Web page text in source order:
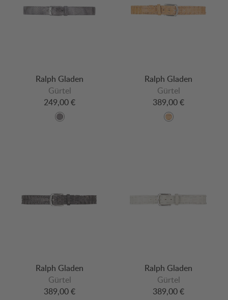
Ralph Gladen
Gürtel
249,00 €
Ralph Gladen
Gürtel
389,00 €
Ralph Gladen
Gürtel
389,00 €
Ralph Gladen
Gürtel
389,00 €